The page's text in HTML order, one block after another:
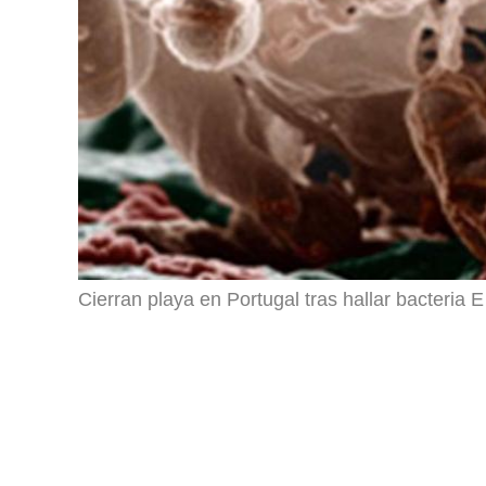
Cierran playa en Portugal tras hallar bacteria